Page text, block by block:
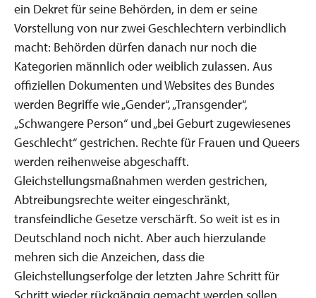
ein Dekret für seine Behörden, in dem er seine
Vorstellung von nur zwei Geschlechtern verbindlich
macht: Behörden dürfen danach nur noch die
Kategorien männlich oder weiblich zulassen. Aus
offiziellen Dokumenten und Websites des Bundes
werden Begriffe wie „Gender“, „Transgender“,
„Schwangere Person“ und „bei Geburt zugewiesenes
Geschlecht“ gestrichen. Rechte für Frauen und Queers
werden reihenweise abgeschafft.
Gleichstellungsmaßnahmen werden gestrichen,
Abtreibungsrechte weiter eingeschränkt,
transfeindliche Gesetze verschärft. So weit ist es in
Deutschland noch nicht. Aber auch hierzulande
mehren sich die Anzeichen, dass die
Gleichstellungserfolge der letzten Jahre Schritt für